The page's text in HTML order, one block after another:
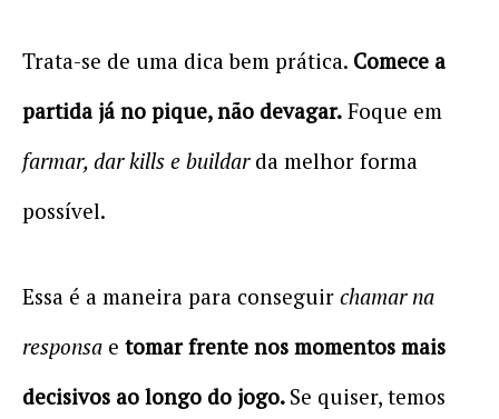
Trata-se de uma dica bem prática. Comece a
partida já no pique, não devagar. Foque em
farmar, dar kills e buildar da melhor forma
possível.
Essa é a maneira para conseguir chamar na
responsa e tomar frente nos momentos mais
decisivos ao longo do jogo. Se quiser, temos